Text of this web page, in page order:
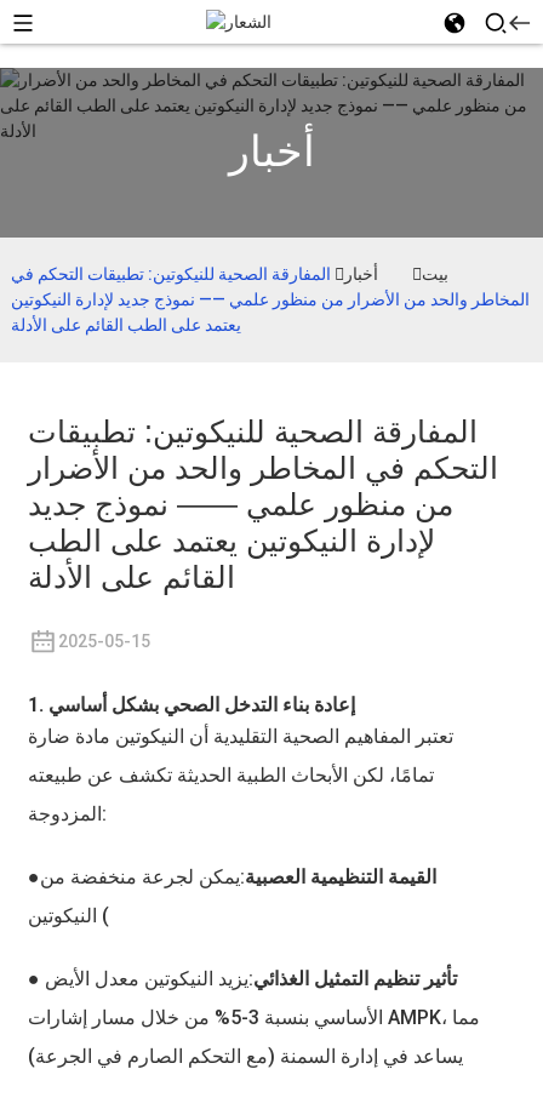
أخبار
بيت أخبار
المفارقة الصحية للنيكوتين: تطبيقات التحكم في
المخاطر والحد من الأضرار من منظور علمي —— نموذج جديد لإدارة النيكوتين
يعتمد على الطب القائم على الأدلة
المفارقة الصحية للنيكوتين: تطبيقات
التحكم في المخاطر والحد من الأضرار
من منظور علمي —— نموذج جديد
لإدارة النيكوتين يعتمد على الطب
القائم على الأدلة
2025-05-15
1. إعادة بناء التدخل الصحي بشكل أساسي
تعتبر المفاهيم الصحية التقليدية أن النيكوتين مادة ضارة
تمامًا، لكن الأبحاث الطبية الحديثة تكشف عن طبيعته
المزدوجة:
●القيمة التنظيمية العصبية:يمكن لجرعة منخفضة من
النيكوتين (
● تأثير تنظيم التمثيل الغذائي:يزيد النيكوتين معدل الأيض
الأساسي بنسبة 3-5% من خلال مسار إشارات AMPK، مما
يساعد في إدارة السمنة (مع التحكم الصارم في الجرعة)